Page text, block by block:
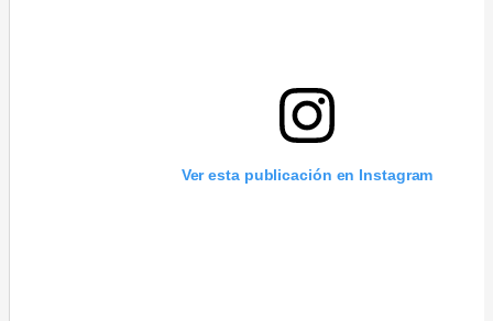
Ver esta publicación en Instagram